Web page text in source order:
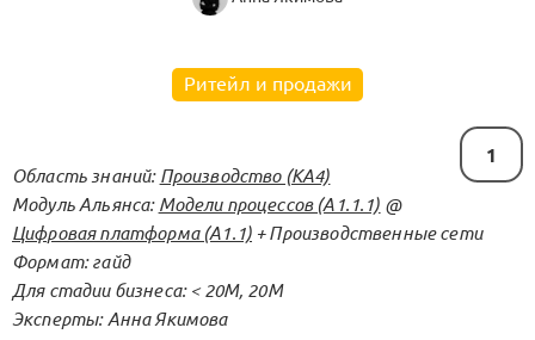
Ритейл и продажи
1
Область знаний: Производство (KA4)
Модуль Альянса: Модели процессов (А1.1.1) @
Цифровая платформа (А1.1) + Производственные сети
Формат: гайд
Для стадии бизнеса: < 20М, 20М
Эксперты: Анна Якимова